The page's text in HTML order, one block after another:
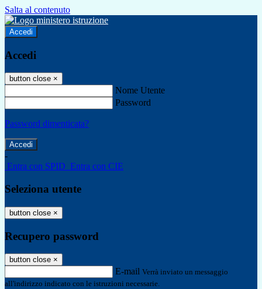
Salta al contenuto
Accedi
Accedi
button close ×
Nome Utente
Password
Password dimenticata?
-
Entra con SPID Entra con CIE
Seleziona utente
button close ×
Recupero password
button close ×
E-mail Verrà inviato un messaggio
all'indirizzo indicato con le istruzioni necessarie.